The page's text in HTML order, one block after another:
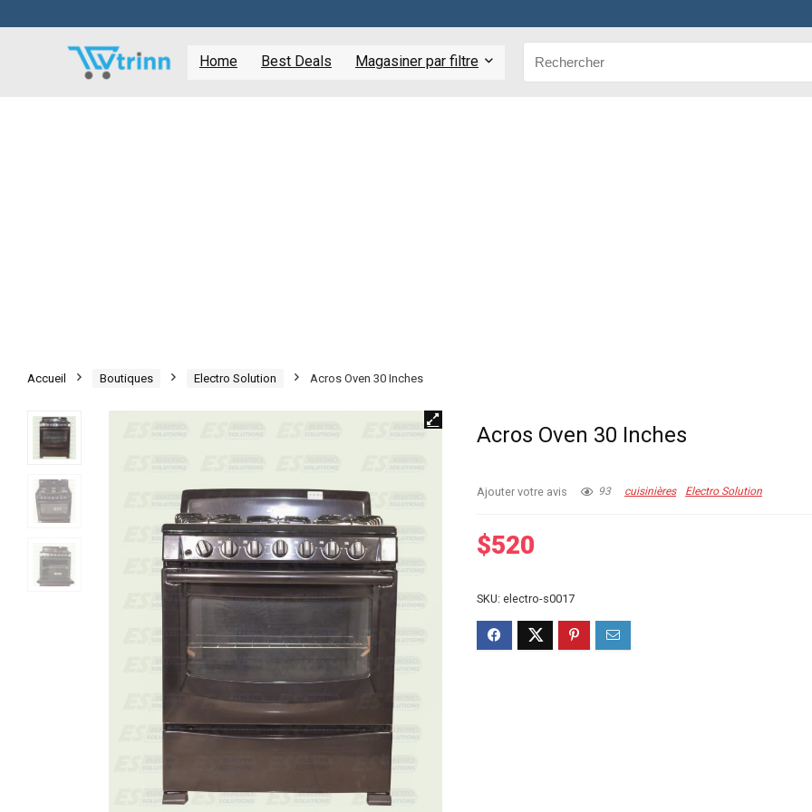
Home Best Deals Magasiner par filtre
Accueil Boutiques Electro Solution Acros Oven 30 Inches
Acros Oven 30 Inches
Ajouter votre avis 93 cuisinières Electro Solution
$520
SKU:electro-s0017